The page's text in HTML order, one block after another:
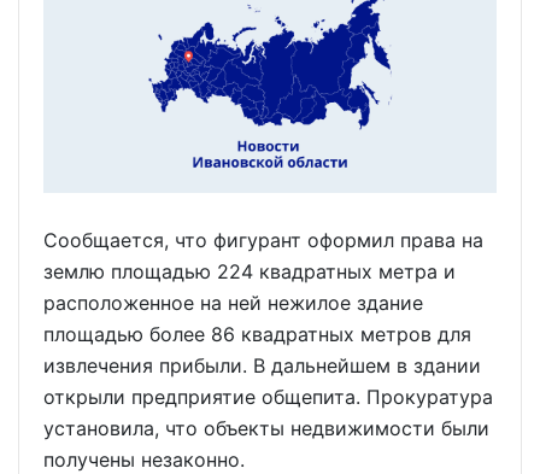
Сообщается, что фигурант оформил права на
землю площадью 224 квадратных метра и
расположенное на ней нежилое здание
площадью более 86 квадратных метров для
извлечения прибыли. В дальнейшем в здании
открыли предприятие общепита. Прокуратура
установила, что объекты недвижимости были
получены незаконно.